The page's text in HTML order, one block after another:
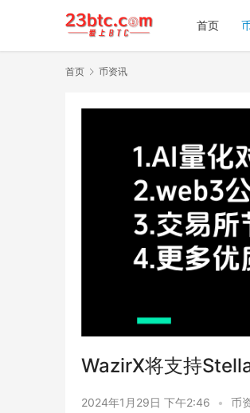
首页
首页 币资讯
WazirX将支持
2024年1月29日 下午2:46 • 币